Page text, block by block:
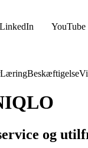
LinkedIn YouTube
LæringBeskæftigelse
og